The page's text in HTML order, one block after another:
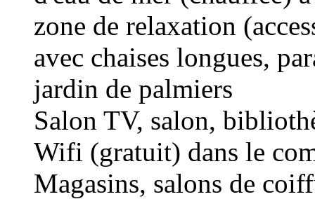
zone de relaxation
avec chaises longues,
jardin de palmiers
Salon TV, salon,
Wifi (gratuit) dans le
Magasins, salons de